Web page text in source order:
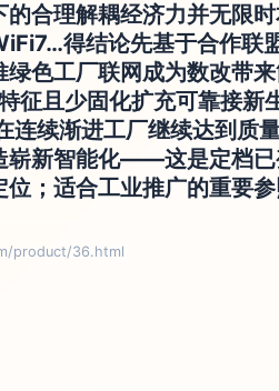
的合理解耦经济力并无限
得结论先基于合作联
色工厂联网成为数改带
征且少固化扩充可靠接
续渐进工厂继续达到质
崭新智能化——这是定档
；适合工业推广的重要参
product/36.html